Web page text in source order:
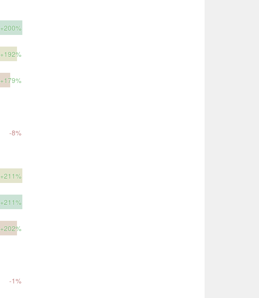
+200%
+192%
+179%
-8%
+211%
+211%
+202%
-1%